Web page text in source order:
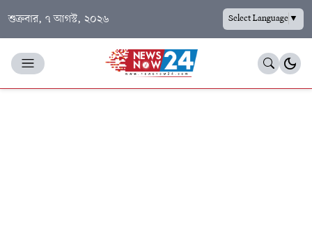
শুক্রবার, ৭ আগস্ট, ২০২৬ Select Language▼